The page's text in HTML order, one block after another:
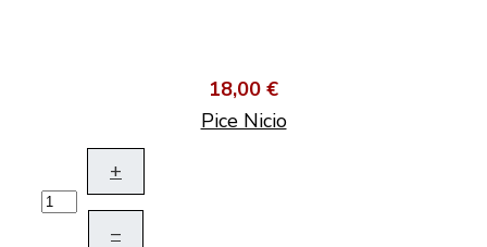
18,00 €
Pice Nicio
+
–